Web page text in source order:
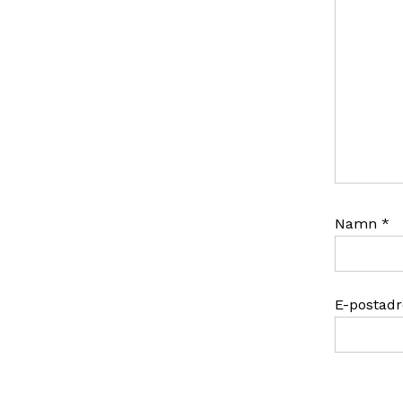
Namn *
E-